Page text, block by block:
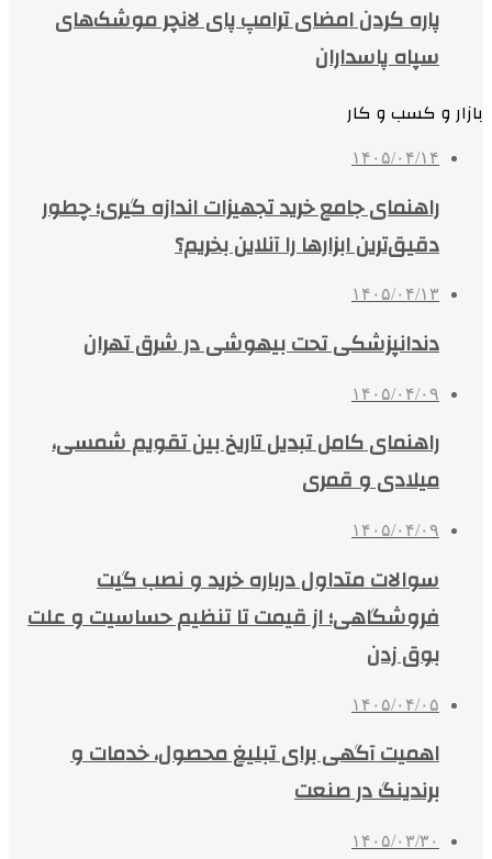
پاره کردن امضای ترامپ پای لانچر موشک‌های
سپاه پاسداران
بازار و کسب و کار
۱۴۰۵/۰۴/۱۴
راهنمای جامع خرید تجهیزات اندازه گیری؛ چطور
دقیق‌ترین ابزارها را آنلاین بخریم؟
۱۴۰۵/۰۴/۱۳
دندانپزشکی تحت بیهوشی در شرق تهران
۱۴۰۵/۰۴/۰۹
راهنمای کامل تبدیل تاریخ بین تقویم شمسی،
میلادی و قمری
۱۴۰۵/۰۴/۰۹
سوالات متداول درباره خرید و نصب گیت
فروشگاهی؛ از قیمت تا تنظیم حساسیت و علت
بوق زدن
۱۴۰۵/۰۴/۰۵
اهمیت آگهی برای تبلیغ محصول، خدمات و
برندینگ در صنعت
۱۴۰۵/۰۳/۳۰